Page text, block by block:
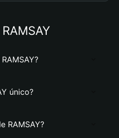
único?
RAMSAY?